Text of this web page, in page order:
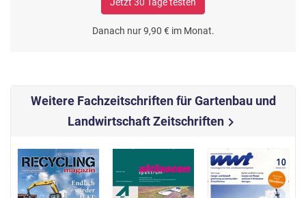
Danach nur 9,90 € im Monat.
Weitere Fachzeitschriften für Gartenbau und
Landwirtschaft Zeitschriftenchevron_right